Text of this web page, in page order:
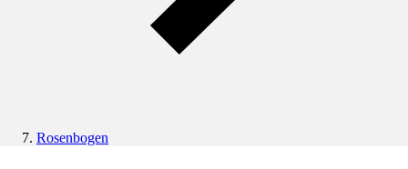
Rosenbogen